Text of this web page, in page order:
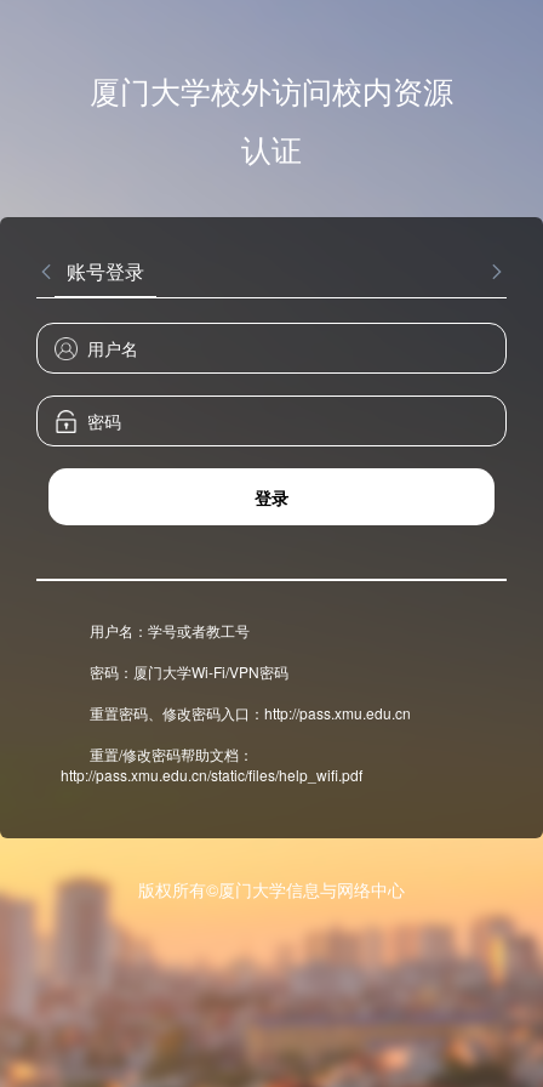
厦门大学校外访问校内资源
认证
账号登录
登录
用户名：学号或者教工号
密码：厦门大学Wi-Fi/VPN密码
重置密码、修改密码入口：http://pass.xmu.edu.cn
重置/修改密码帮助文档：
http://pass.xmu.edu.cn/static/files/help_wifi.pdf
版权所有©厦门大学信息与网络中心